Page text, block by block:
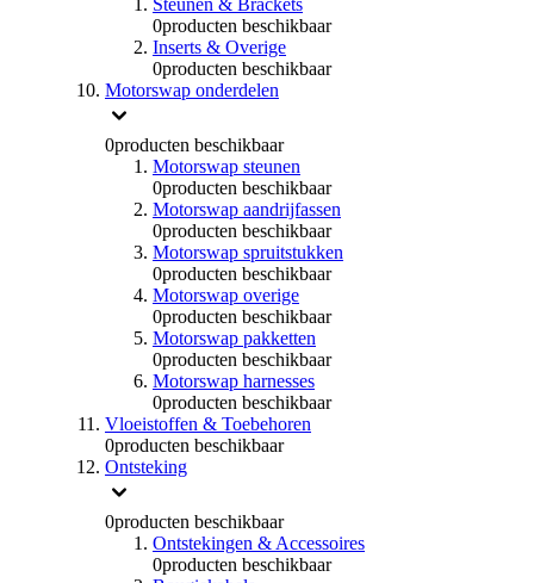
Steunen & Brackets
0producten beschikbaar
Inserts & Overige
0producten beschikbaar
Motorswap onderdelen
0producten beschikbaar
Motorswap steunen
0producten beschikbaar
Motorswap aandrijfassen
0producten beschikbaar
Motorswap spruitstukken
0producten beschikbaar
Motorswap overige
0producten beschikbaar
Motorswap pakketten
0producten beschikbaar
Motorswap harnesses
0producten beschikbaar
Vloeistoffen & Toebehoren
0producten beschikbaar
Ontsteking
0producten beschikbaar
Ontstekingen & Accessoires
0producten beschikbaar